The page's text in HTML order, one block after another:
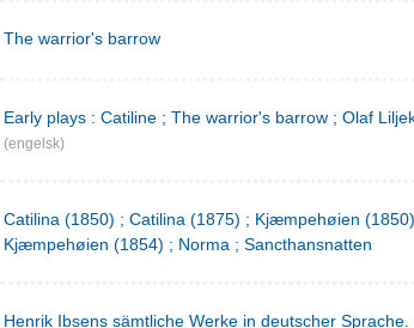
The warrior's barrow
Early plays : Catiline ; The warrior's barrow ; Olaf
(engelsk)
Catilina (1850) ; Catilina (1875) ; Kjæmpehøien
Kjæmpehøien (1854) ; Norma ; Sancthansnatten
Henrik Ibsens sämtliche Werke in deutscher Sprache.